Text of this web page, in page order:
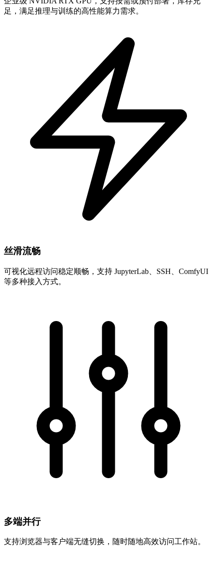
足，满足推理与训练的高性能算力需求。
丝滑流畅
可视化远程访问稳定顺畅，支持 JupyterLab、SSH、ComfyUI
等多种接入方式。
多端并行
支持浏览器与客户端无缝切换，随时随地高效访问工作站。